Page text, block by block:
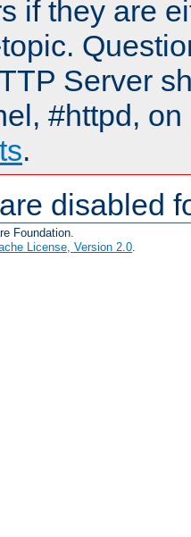
if they are
Server
#httpd,
.
disabled
Foundation.
License, Version 2.0